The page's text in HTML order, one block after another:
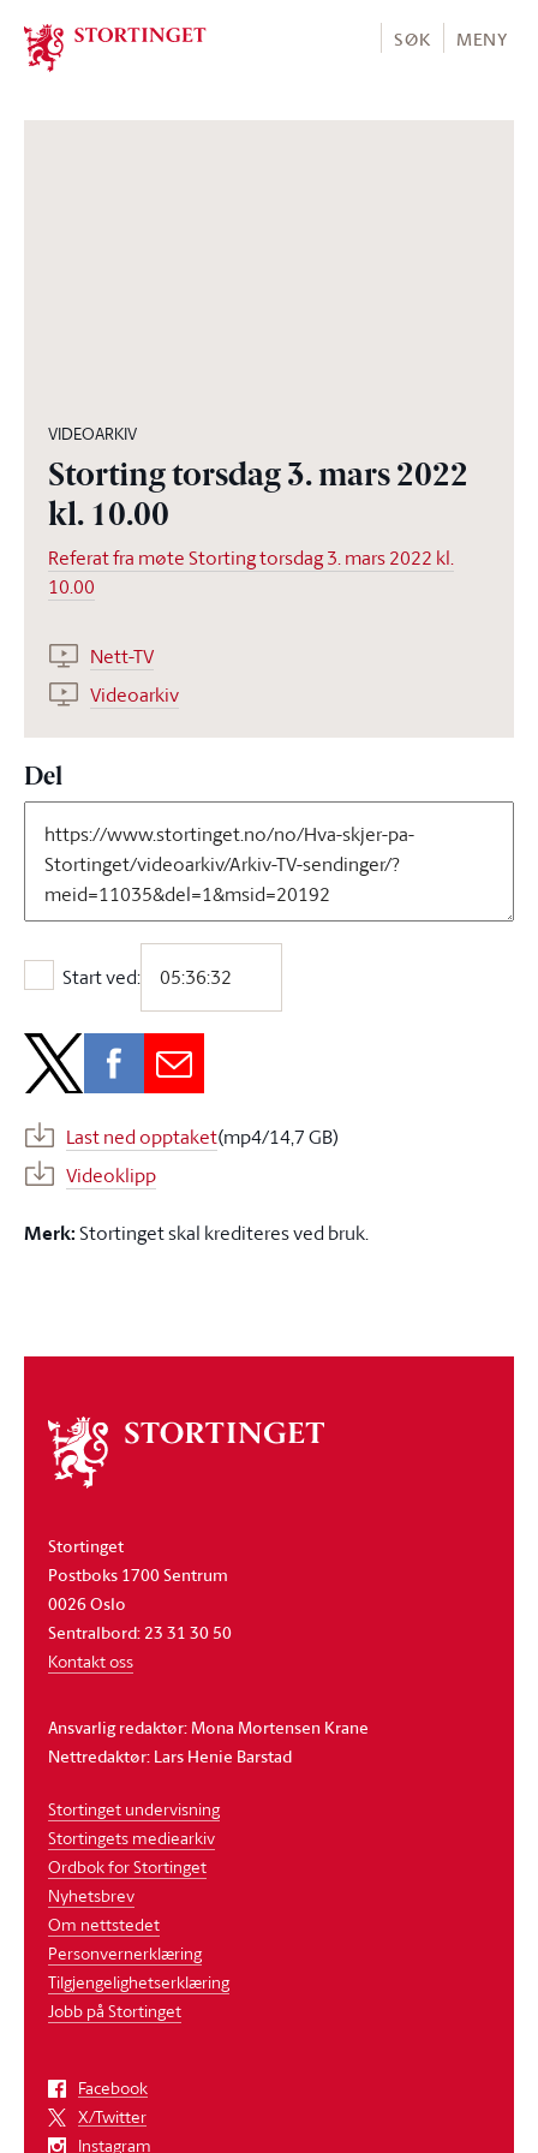
Stortinget.no
SØK MENY
VIDEOARKIV
Storting torsdag 3. mars 2022
kl. 10.00
Referat fra møte Storting torsdag 3. mars 2022 kl.
10.00
Nett-TV
Videoarkiv
Del
Start ved:
Start ved:
Last ned opptaket(mp4/14,7 GB)
Videoklipp
Merk:Stortinget skal krediteres ved bruk.
Om
stortinget
Stortinget
Postboks 1700 Sentrum
0026 Oslo
Sentralbord: 23 31 30 50
Kontakt oss
Ansvarlig redaktør: Mona Mortensen Krane
Nettredaktør: Lars Henie Barstad
Stortinget undervisning
Stortingets mediearkiv
Ordbok for Stortinget
Nyhetsbrev
Om nettstedet
Personvernerklæring
Tilgjengelighetserklæring
Jobb på Stortinget
Facebook
X/Twitter
Instagram